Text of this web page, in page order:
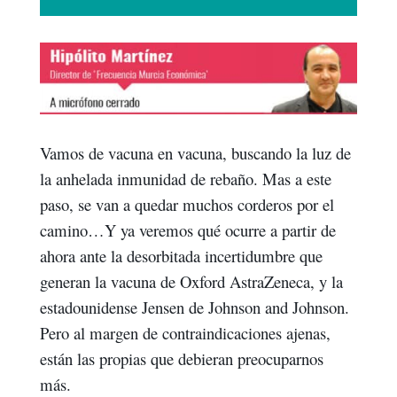
Vamos de vacuna en vacuna, buscando la luz de
la anhelada inmunidad de rebaño. Mas a este
paso, se van a quedar muchos corderos por el
camino…Y ya veremos qué ocurre a partir de
ahora ante la desorbitada incertidumbre que
generan la vacuna de Oxford AstraZeneca, y la
estadounidense Jensen de Johnson and Johnson.
Pero al margen de contraindicaciones ajenas,
están las propias que debieran preocuparnos
más.